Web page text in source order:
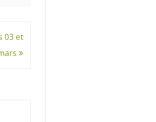
03 et